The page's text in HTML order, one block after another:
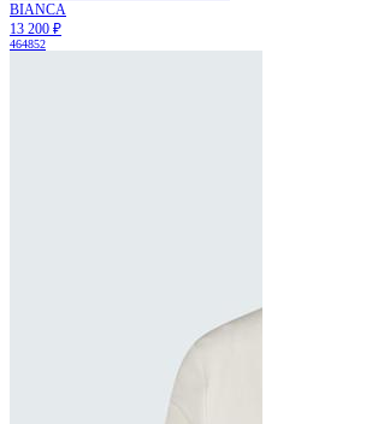
BIANCA
13 200 ₽
464852